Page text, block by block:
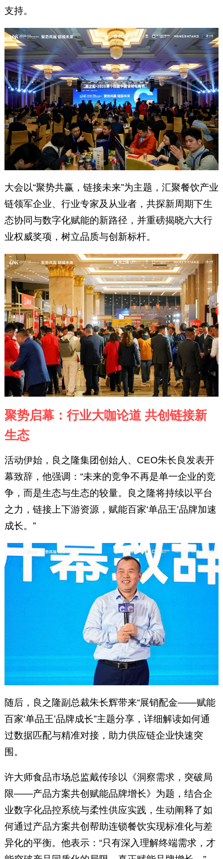
支持。
大会以“聚势共赢，链接未来”为主题，汇聚餐饮产业
链领军企业、行业专家及从业者，共探新周期下生
态协同与数字化赋能的新路径，并重磅揭晓六大行
业权威奖项，树立品质与创新标杆。
聚势启幕：行业大咖论道 共创链接新
生态
活动伊始，良之隆集团创始人、CEO朱长良发表开
幕致辞，他强调：“未来的竞争不再是单一企业的竞
争，而是生态与生态的较量。良之隆将持续以平台
之力，链接上下游资源，赋能百家‘单品王’品牌加速
成长。”
随后，良之隆副总裁朱长辉带来“展销配金——赋能
百家‘单品王’品牌成长”主题分享，详细解读如何通
过数据匹配与精准对接，助力供应链企业快速突
围。
许大师食品市场总监戴传珍以《洞察需求，突破局
限——产品方案共创赋能品牌增长》为题，结合企
业数字化品控系统与柔性供应实践，生动阐释了如
何通过产品方案共创帮助连锁餐饮实现标准化与差
异化的平衡。他表示：“只有深入理解终端需求，才